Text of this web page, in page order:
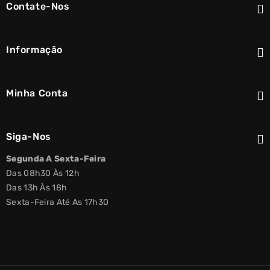
Contate-Nos
Informação
Minha Conta
Siga-Nos
Segunda A Sexta-Feira
Das 08h30 Às 12h
Das 13h Às 18h
Sexta-Feira Até As 17h30